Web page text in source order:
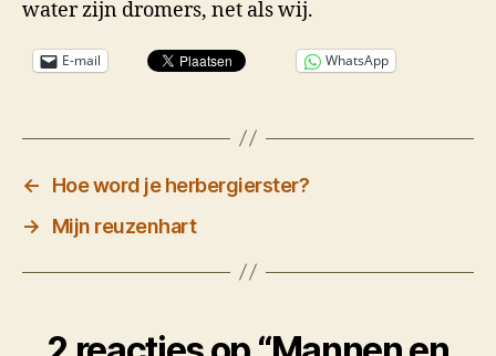
water zijn dromers, net als wij.
E-mail WhatsApp
←
Hoe word je herbergierster?
→
Mijn reuzenhart